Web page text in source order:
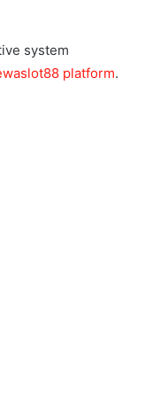
system
platform.